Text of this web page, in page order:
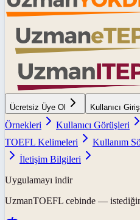
Ücretsiz Üye Ol Kullanıcı
Örnekleri
Kullanıcı Görüşleri
TOEFL Kelimeleri
Kullanım
İletişim Bilgileri
Uygulamayı indir
UzmanTOEFL cebinde —